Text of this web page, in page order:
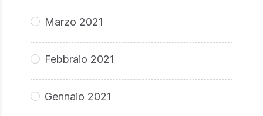
Marzo 2021
Febbraio 2021
Gennaio 2021